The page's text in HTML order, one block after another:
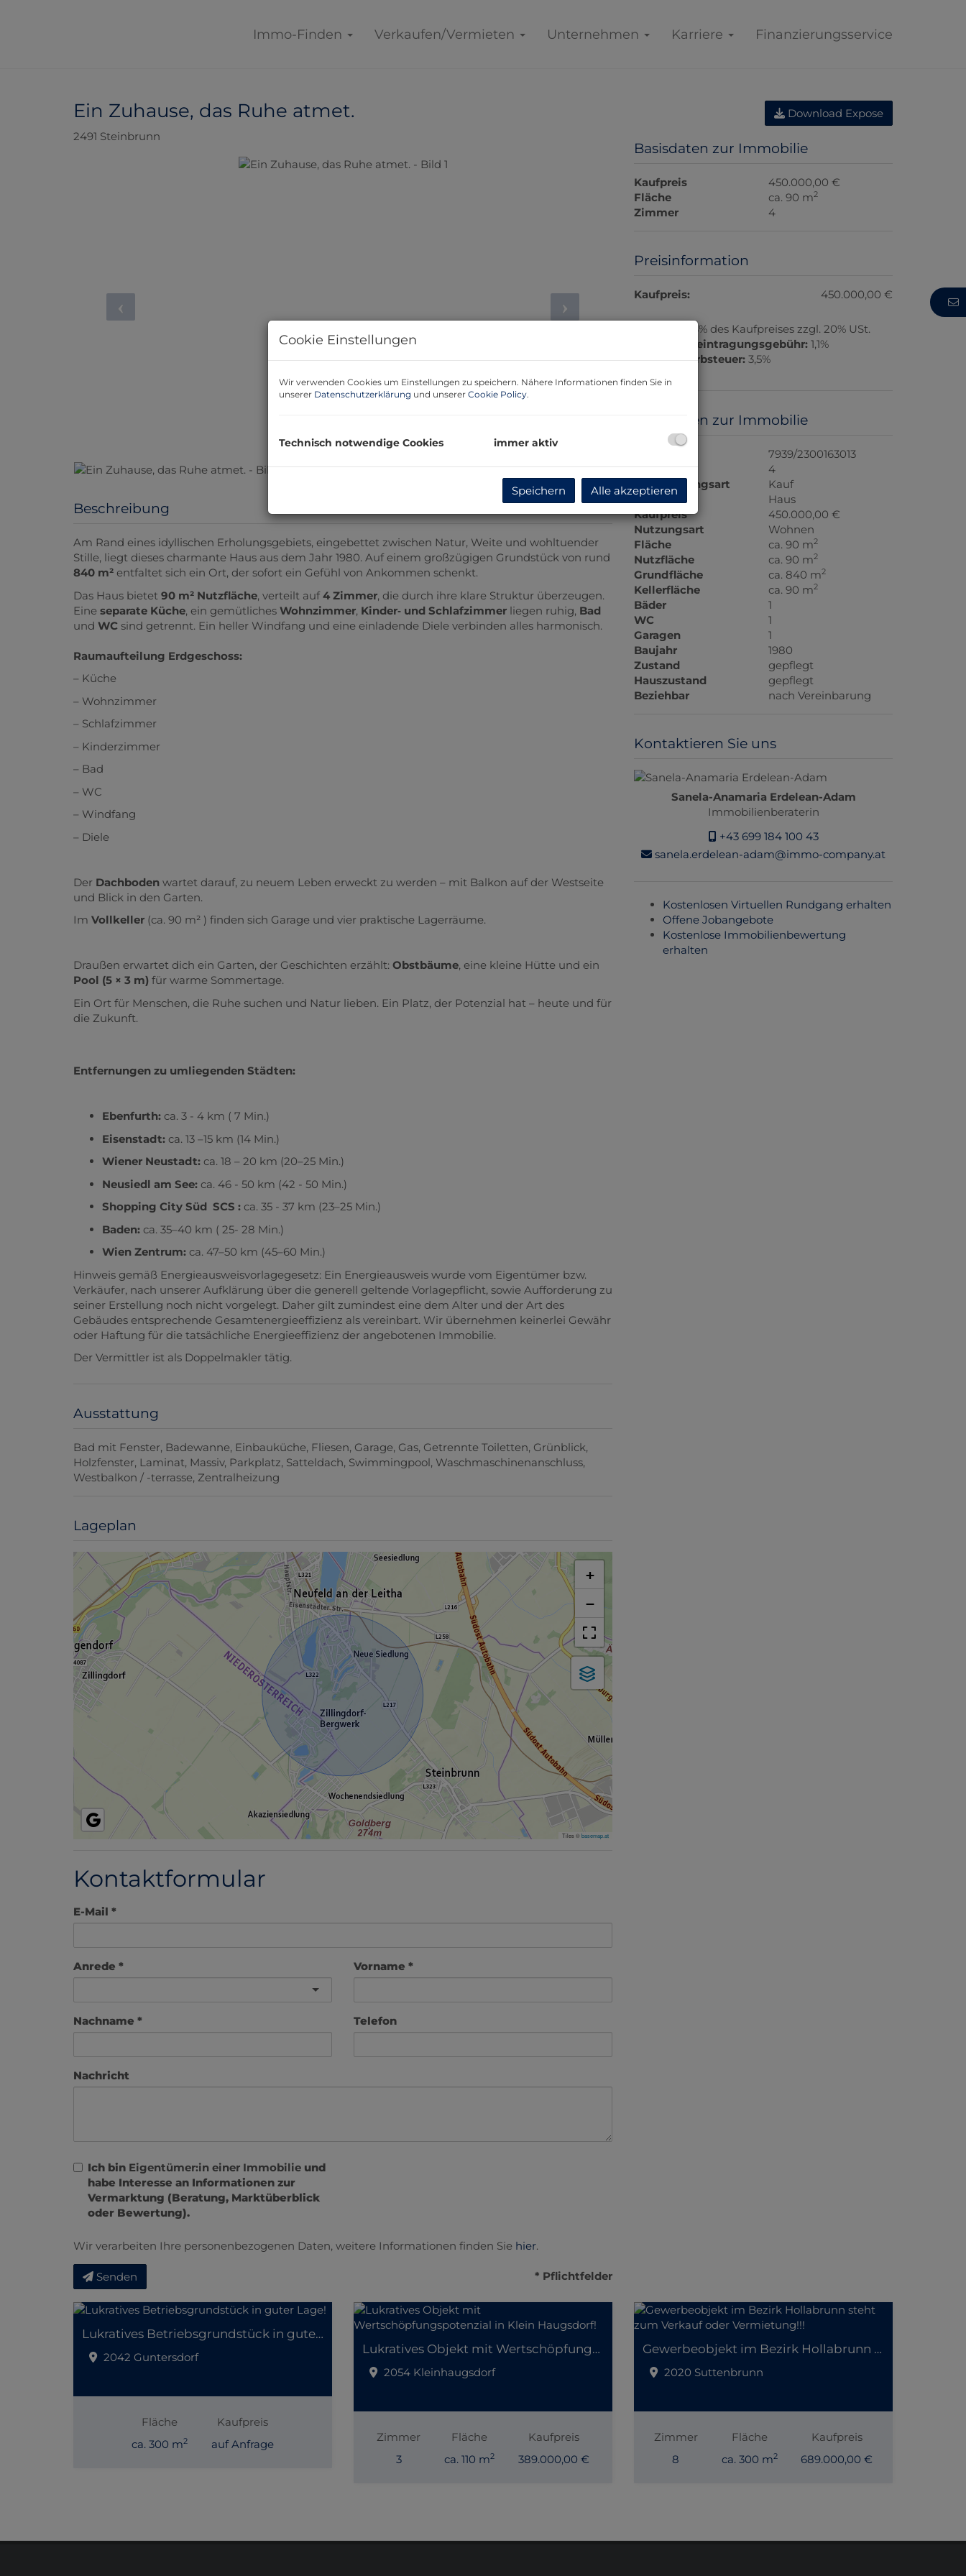
Immo-Finden Verkaufen/Vermieten Unternehmen Karriere Finanzierungsservice
Ein Zuhause, das Ruhe atmet.
2491 Steinbrunn
Beschreibung
Am Rand eines idyllischen Erholungsgebiets, eingebettet zwischen Natur, Weite und wohltuender
Stille, liegt dieses charmante Haus aus dem Jahr 1980. Auf einem großzügigen Grundstück von rund
840 m² entfaltet sich ein Ort, der sofort ein Gefühl von Ankommen schenkt.
Das Haus bietet 90 m² Nutzfläche, verteilt auf4 Zimmer, die durch ihre klare Struktur überzeugen.
Eine separate Küche, ein gemütliches Wohnzimmer, Kinder‑ und Schlafzimmer liegen ruhig, Bad
und WC sind getrennt. Ein heller Windfang und eine einladende Diele verbinden alles harmonisch.
Raumaufteilung Erdgeschoss:
– Küche
– Wohnzimmer
– Schlafzimmer
– Kinderzimmer
– Bad
– WC
– Windfang
– Diele
Der Dachboden wartet darauf, zu neuem Leben erweckt zu werden – mit Balkon auf der Westseite
und Blick in den Garten.
Im Vollkeller (ca. 90 m² ) finden sich Garage und vier praktische Lagerräume.
Draußen erwartet dich ein Garten, der Geschichten erzählt: Obstbäume, eine kleine Hütte und ein
Pool (5 × 3 m) für warme Sommertage.
Ein Ort für Menschen, die Ruhe suchen und Natur lieben. Ein Platz, der Potenzial hat – heute und für
die Zukunft.
Entfernungen zu umliegenden Städten:
Ebenfurth: ca. 3 - 4 km ( 7 Min.)
Eisenstadt: ca. 13 –15 km (14 Min.)
Wiener Neustadt: ca. 18 – 20 km (20–25 Min.)
Neusiedl am See: ca. 46 - 50 km (42 - 50 Min.)
Shopping City Süd SCS : ca. 35 - 37 km (23–25 Min.)
Baden: ca. 35–40 km ( 25- 28 Min.)
Wien Zentrum: ca. 47–50 km (45–60 Min.)
Hinweis gemäß Energieausweisvorlagegesetz: Ein Energieausweis wurde vom Eigentümer bzw.
Verkäufer, nach unserer Aufklärung über die generell geltende Vorlagepflicht, sowie Aufforderung zu
seiner Erstellung noch nicht vorgelegt. Daher gilt zumindest eine dem Alter und der Art des
Gebäudes entsprechende Gesamtenergieeffizienz als vereinbart. Wir übernehmen keinerlei Gewähr
oder Haftung für die tatsächliche Energieeffizienz der angebotenen Immobilie.
Der Vermittler ist als Doppelmakler tätig.
Ausstattung
Bad mit Fenster Badewanne Einbauküche Fliesen Garage Gas Getrennte Toiletten Grünblick
Holzfenster Laminat Massiv Parkplatz Satteldach Swimmingpool Waschmaschinenanschluss
Westbalkon / -terrasse Zentralheizung
Lageplan
+
−
Tiles ©basemap.at
Kontaktformular
E-Mail
Anrede Vorname
Nachname Telefon
Nachricht
Ich bin Eigentümer:in einer Immobilie und
habe Interesse an Informationen zur
Vermarktung (Beratung, Marktüberblick
oder Bewertung).
Wir verarbeiten Ihre personenbezogenen Daten, weitere Informationen finden Sie hier.
Senden * Pflichtfelder
Download Expose
Basisdaten zur Immobilie
Kaufpreis
450.000,00 €
Fläche
ca. 90 m2
Zimmer 4
Preisinformation
Kaufpreis: 450.000,00 €
3% des Kaufpreises zzgl. 20% USt.
Grundbucheintragungsgebühr: 1,1%
Grunderwerbsteuer: 3,5%
Basisdaten zur Immobilie
7939/2300163013
Zimmer
4
Vermarktungsart
Kauf
Objektart
Haus
Kaufpreis
450.000,00 €
Nutzungsart
Wohnen
Fläche
ca. 90 m2
Nutzfläche ca. 90 m2
Grundfläche ca. 840 m2
Kellerfläche ca. 90 m2
Bäder
1
WC
1
Garagen
1
Baujahr
1980
Zustand
gepflegt
Hauszustand
gepflegt
Beziehbar
nach Vereinbarung
Kontaktieren Sie uns
Sanela-Anamaria Erdelean-Adam
Immobilienberaterin
+43 699 184 100 43
sanela.erdelean-adam@immo-company.at
Kostenlosen Virtuellen Rundgang erhalten
Offene Jobangebote
Kostenlose Immobilienbewertung
erhalten
Lukratives Betriebsgrundstück in guter Lage!
2042 Guntersdorf
Fläche
ca. 300 m2
Kaufpreis
auf Anfrage
Lukratives Objekt mit Wertschöpfungspotenzial in Klein Haugsdorf!
2054 Kleinhaugsdorf
Zimmer
3
Fläche
ca. 110 m2
Kaufpreis
389.000,00 €
Gewerbeobjekt im Bezirk Hollabrunn steht zum Verkauf oder Vermietung!!!
2020 Suttenbrunn
Zimmer
8
Fläche
ca. 300 m2
Kaufpreis
689.000,00 €
Cookie Einstellungen
Wir verwenden Cookies um Einstellungen zu speichern. Nähere Informationen finden Sie in
unserer Datenschutzerklärung und unserer Cookie Policy.
Technisch notwendige Cookies immer aktiv
Speichern Alle akzeptieren